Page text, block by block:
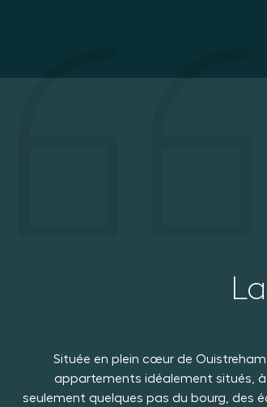
Située en plein cœur de Ouistreham
appartements idéalement situés, à
seulement quelques pas du bourg, des